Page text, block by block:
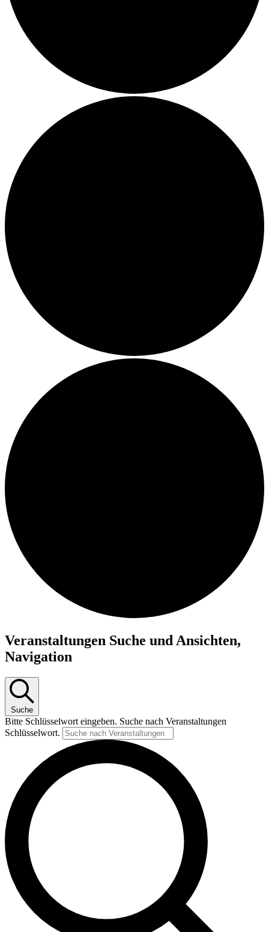
Veranstaltungen
Veranstaltungen Suche und Ansichten,
Navigation
Suche
Bitte Schlüsselwort eingeben. Suche nach Veranstaltungen
Schlüsselwort.